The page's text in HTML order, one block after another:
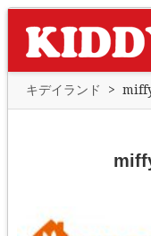
キデイランド >